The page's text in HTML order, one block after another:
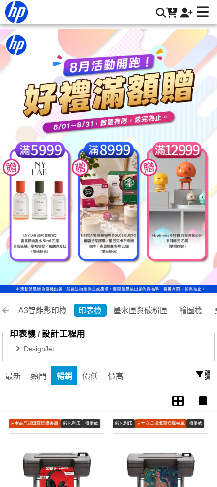
設計工程用 | HP® 惠普台灣原廠購物網
A3智能影印機 印表機 墨水匣與碳粉匣 繪圖機
印表機 /設計工程用
DesignJet
最新 熱門 暢銷 價低 價高 篩選
➤本商品請填寫採購表單 彩色列印 噴墨式 彩色列印 ➤本商品請填寫採購表單 噴墨式